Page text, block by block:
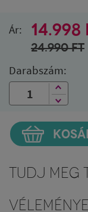
Ár: 14.998
24.990FT
Darabszám:
Tudj meg